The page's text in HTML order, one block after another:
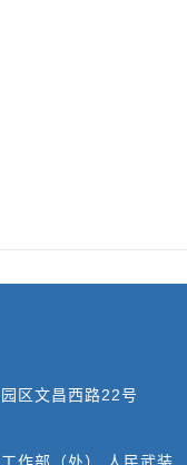
区文昌西路22号